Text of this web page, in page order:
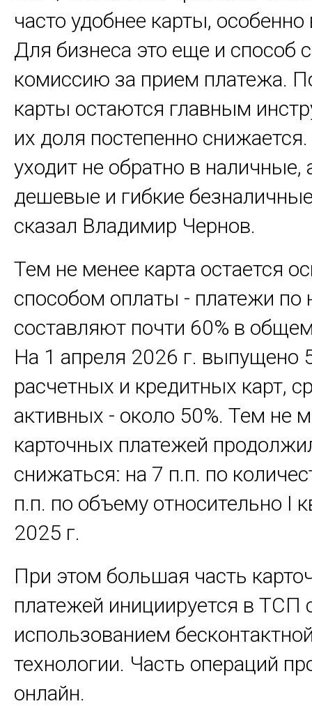
часто удобнее карты, особенно
Для бизнеса это еще и способ
комиссию за прием платежа.
карты остаются главным
их доля постепенно
уходит не обратно в наличные,
дешевые и гибкие
сказал Владимир Чернов.
Тем не менее карта остается
способом оплаты - платежи по
составляют почти 60% в
На 1 апреля 2026 г. выпущено
расчетных и кредитных карт,
активных - около 50%. Тем не
карточных платежей
снижаться: на 7 п.п. по
п.п. по объему относительно I
2025 г.
При этом большая часть
платежей инициируется в ТСП
использованием
технологии. Часть операций
онлайн.